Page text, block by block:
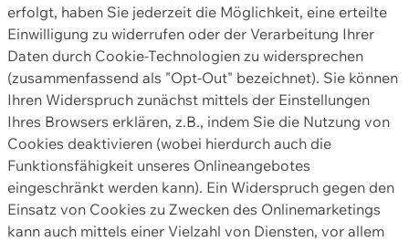
erfolgt, haben Sie jederzeit die Möglichkeit, eine erteilte
Einwilligung zu widerrufen oder der Verarbeitung Ihrer
Daten durch Cookie-Technologien zu widersprechen
(zusammenfassend als "Opt-Out" bezeichnet). Sie können
Ihren Widerspruch zunächst mittels der Einstellungen
Ihres Browsers erklären, z.B., indem Sie die Nutzung von
Cookies deaktivieren (wobei hierdurch auch die
Funktionsfähigkeit unseres Onlineangebotes
eingeschränkt werden kann). Ein Widerspruch gegen den
Einsatz von Cookies zu Zwecken des Onlinemarketings
kann auch mittels einer Vielzahl von Diensten, vor allem